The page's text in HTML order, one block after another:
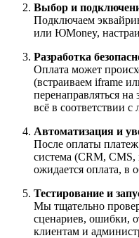
Выбор и
Подключаем
или ЮMoney,
Разработка
Оплата может
(встраиваем iframe
перенаправляться
всё в соответствии
Автоматизация и
После оплаты платеж
система (CRM, CMS,
ожидается оплата, в
Тестирование и
Мы тщательно
сценариев, ошибки,
клиентам и